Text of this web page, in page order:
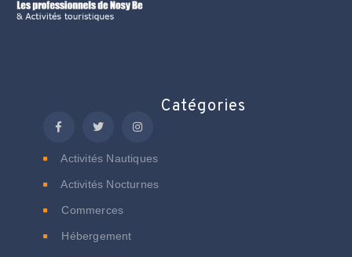
Catégories
Activités Nautiques
Activités Nocturnes
Commerces
Hébergement